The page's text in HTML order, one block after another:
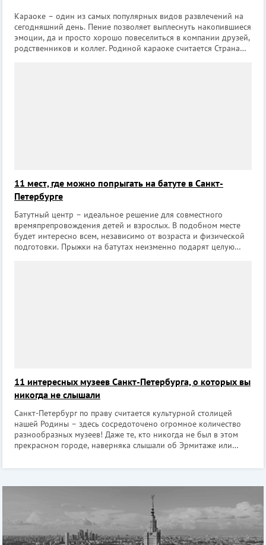
Караоке – один из самых популярных видов развлечений на
сегодняшний день. Пение позволяет выплеснуть накопившиеся
эмоции, да и просто хорошо повеселиться в компании друзей,
родственников и коллег. Родиной караоке считается Страна
11 мест, где можно попрыгать на батуте в Санкт-
Петербурге
Батутный центр – идеальное решение для совместного
времяпрепровождения детей и взрослых. В подобном месте
будет интересно всем, независимо от возраста и физической
подготовки. Прыжки на батутах неизменно подарят целую
11 интересных музеев Санкт-Петербурга, о которых вы
никогда не слышали
Санкт-Петербург по праву считается культурной столицей
нашей Родины – здесь сосредоточено огромное количество
разнообразных музеев! Даже те, кто никогда не был в этом
прекрасном городе, наверняка слышали об Эрмитаже или
есть и те, о которых з